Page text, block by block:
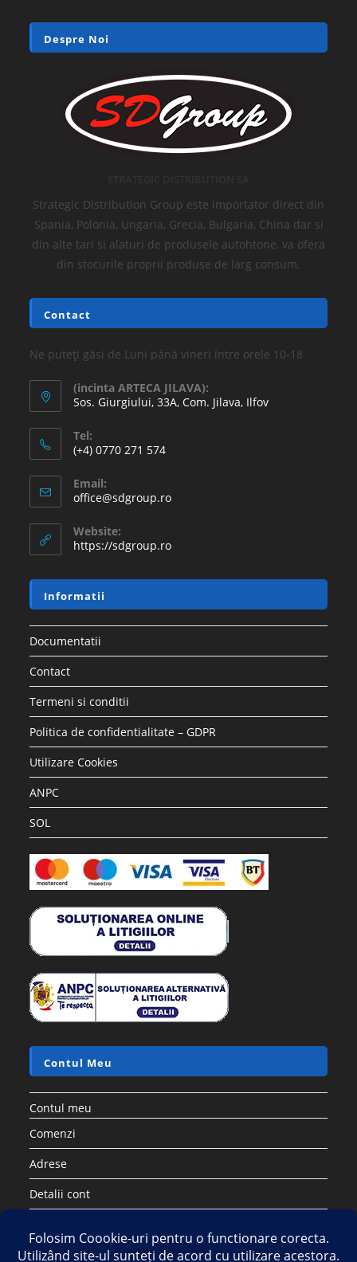
Despre Noi
Strategic Distribution Group este importator direct din
Spania, Polonia, Ungaria, Grecia, Bulgaria, China dar si
din alte tari si alaturi de produsele autohtone, va ofera
din stocurile proprii produse de larg consum.
Contact
Ne puteți găsi de Luni până vineri între orele 10-18
(incinta ARTECA JILAVA):
Sos. Giurgiului, 33A, Com. Jilava, Ilfov
Tel:
(+4) 0770 271 574
Email:
office@sdgroup.ro
Website:
https://sdgroup.ro
Informatii
Documentatii
Contact
Termeni si conditii
Politica de confidentialitate – GDPR
Utilizare Cookies
ANPC
SOL
Contul Meu
Contul meu
Comenzi
Adrese
Detalii cont